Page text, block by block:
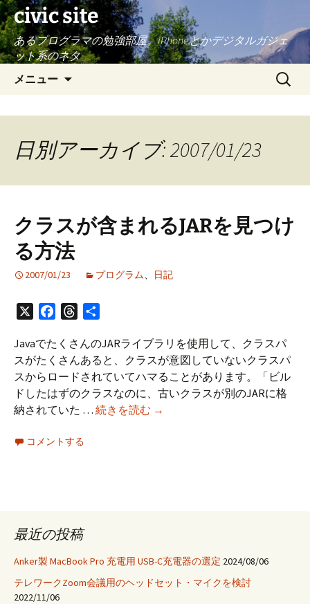
civic site
あるプログラマの勉強部屋。iPhoneとかデジタルガジェ
ット系のネタ
メニュー
へ
キ
プ
検
索:
日別アーカイブ: 2007/01/23
クラスが含まれるJARを見つけ
る方法
2007/01/23 プログラム、 日記
FacebookThreads
JavaでたくさんのJARライブラリを使用して、クラスパ
スがたくさんあると、クラスが意図していないクラスパ
スからロードされていてハマることがあります。「ビル
ドしたはずのクラスなのに、古いクラスが別のJARに格
納されていた … 続きを読む ク
を
つ
→
コメントする
最近の投稿
Anker製 MacBook Pro 充電用 USB-C充電器の選定 2024/08/06
テレワークZoom会議用のヘッドセット・マイクを検討
2022/11/06